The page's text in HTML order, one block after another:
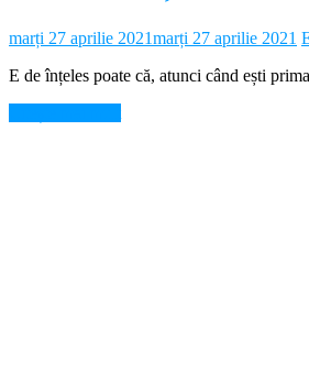
marți 27 aprilie 2021marți 27 aprilie 2021
E de înțeles poate că, atunci când ești